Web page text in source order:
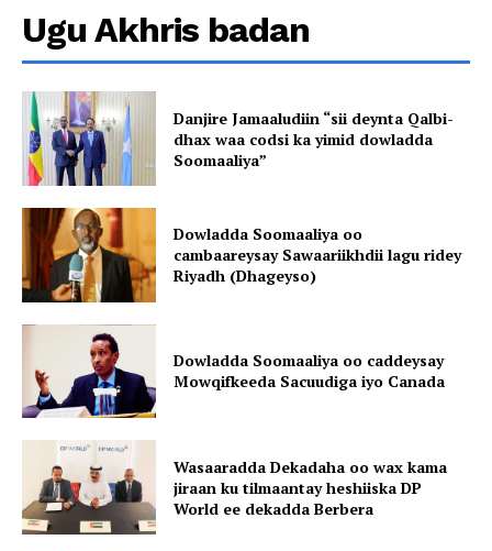
Ugu Akhris badan
Danjire Jamaaludiin “sii deynta Qalbi-
dhax waa codsi ka yimid dowladda
Soomaaliya”
Dowladda Soomaaliya oo
cambaareysay Sawaariikhdii lagu ridey
Riyadh (Dhageyso)
Dowladda Soomaaliya oo caddeysay
Mowqifkeeda Sacuudiga iyo Canada
Wasaaradda Dekadaha oo wax kama
jiraan ku tilmaantay heshiiska DP
World ee dekadda Berbera